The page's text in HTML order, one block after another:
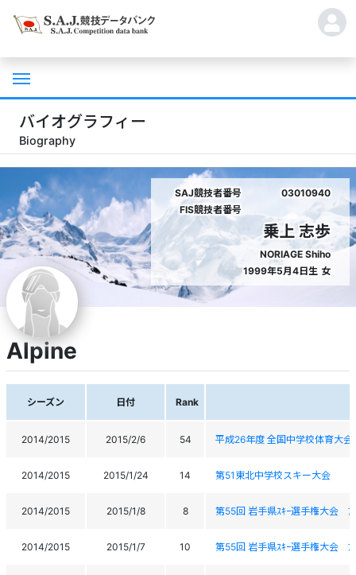
バイオグラフィー
Biography
SAJ競技者番号
03010940
FIS競技者番号
乗上 志歩
NORIAGE Shiho
1999年5月4日生 女
Alpine
シーズン 日付 Rank
2014/2015 2015/2/6 54 平成26年度 全国中学校体育大
2014/2015 2015/1/24 14 第51東北中学校スキー大会
2014/2015 2015/1/8 8 第55回 岩手県ｽｷｰ選手権大会 ｱ
2014/2015 2015/1/7 10 第55回 岩手県ｽｷｰ選手権大会 ｱ